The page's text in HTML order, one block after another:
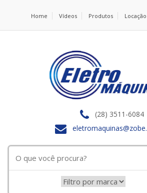
Home Vídeos Produtos Locação
(28) 3511-6084